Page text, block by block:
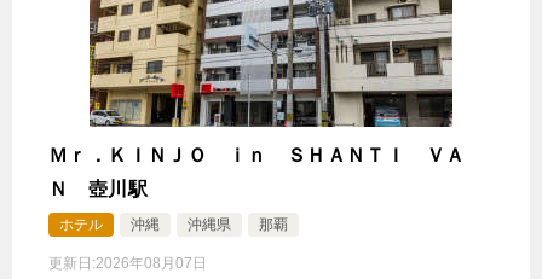
Ｍｒ．ＫＩＮＪＯ ｉｎ ＳＨＡＮＴＩ ＶＡ
Ｎ 壺川駅
ホテル 沖縄 沖縄県 那覇
更新日:2026年08月07日